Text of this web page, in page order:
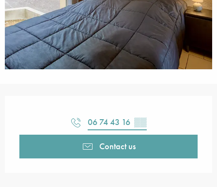
06 74 43 16 ▒▒
Contact us